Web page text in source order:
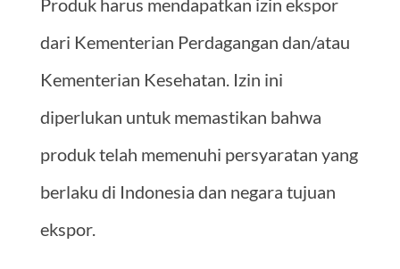
dari Kementerian Perdagangan dan/atau
Kementerian Kesehatan. Izin ini
diperlukan untuk memastikan bahwa
produk telah memenuhi persyaratan yang
berlaku di Indonesia dan negara tujuan
ekspor.